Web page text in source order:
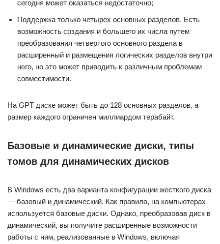
сегодня может оказаться недостаточно;
Поддержка только четырех основных разделов. Есть
возможность создания и большего их числа путем
преобразования четвертого основного раздела в
расширенный и размещения логических разделов внутри
него, но это может приводить к различным проблемам
совместимости.
На GPT диске может быть до 128 основных разделов, а
размер каждого ограничен миллиардом терабайт.
Базовые и динамические диски, типы
томов для динамических дисков
В Windows есть два варианта конфигурации жесткого диска
— базовый и динамический. Как правило, на компьютерах
используется базовые диски. Однако, преобразовав диск в
динамический, вы получите расширенные возможности
работы с ним, реализованные в Windows, включая